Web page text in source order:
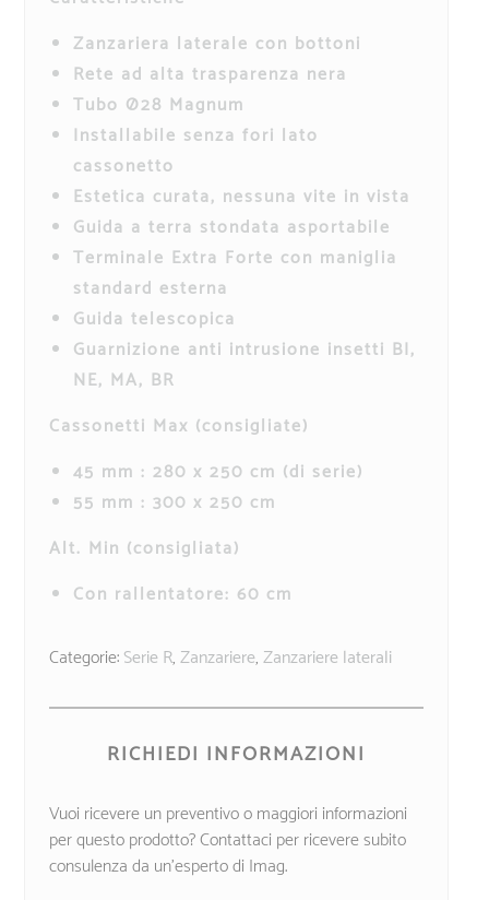
Zanzariera laterale con bottoni
Rete ad alta trasparenza nera
Tubo Ø28 Magnum
Installabile senza fori lato
cassonetto
Estetica curata, nessuna vite in vista
Guida a terra stondata asportabile
Terminale Extra Forte con maniglia
standard esterna
Guida telescopica
Guarnizione anti intrusione insetti BI,
NE, MA, BR
Cassonetti Max (consigliate)
45 mm : 280 x 250 cm (di serie)
55 mm : 300 x 250 cm
Alt. Min (consigliata)
Con rallentatore: 60 cm
Categorie:Serie R,Zanzariere,Zanzariere laterali
RICHIEDI INFORMAZIONI
Vuoi ricevere un preventivo o maggiori informazioni
per questo prodotto? Contattaci per ricevere subito
consulenza da un’esperto di Imag.